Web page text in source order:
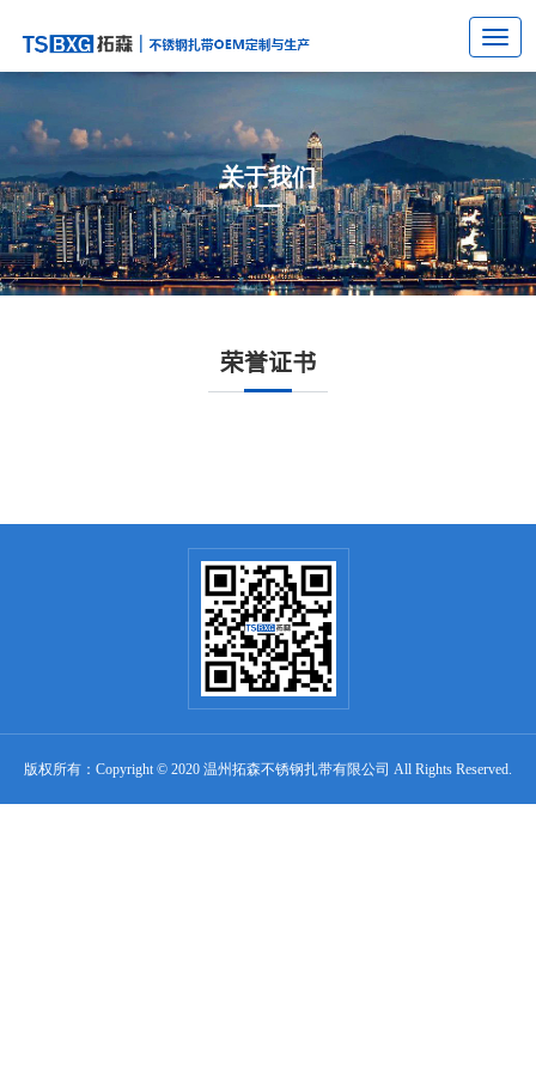
关于我们
荣誉证书
版权所有：Copyright © 2020 温州拓森不锈钢扎带有限公司 All Rights Reserved.